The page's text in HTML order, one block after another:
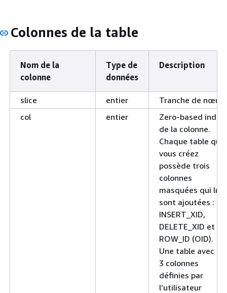
Colonnes de la table
Nom de la
colonne
Type de
données
Description
slice entier
Tranche de nœud.
col
entier
Zero-based index
de la colonne.
Chaque table que
vous créez
possède trois
colonnes
masquées qui lui
sont ajoutées :
INSERT_XID,
DELETE_XID et
ROW_ID (OID).
Une table avec
3 colonnes
définies par
l’utilisateur